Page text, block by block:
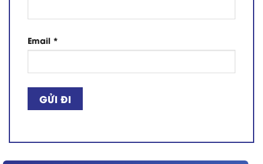
Email *